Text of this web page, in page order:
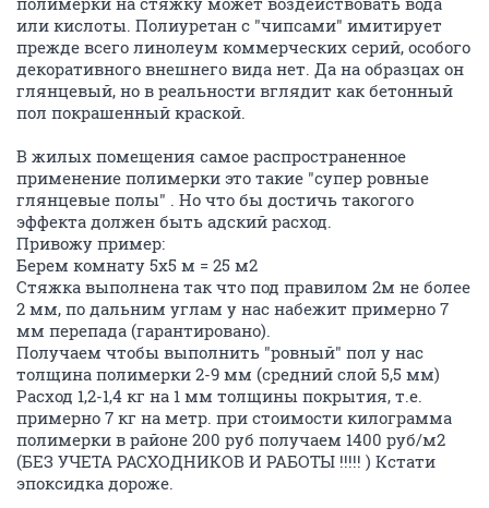
или кислоты. Полиуретан с "чипсами" имитирует
прежде всего линолеум коммерческих серий, особого
декоративного внешнего вида нет. Да на образцах он
глянцевый, но в реальности вглядит как бетонный
пол покрашенный краской.
В жилых помещения самое распространенное
применение полимерки это такие "супер ровные
глянцевые полы" . Но что бы достичь такогого
эффекта должен быть адский расход.
Привожу пример:
Берем комнату 5х5 м = 25 м2
Стяжка выполнена так что под правилом 2м не более
2 мм, по дальним углам у нас набежит примерно 7
мм перепада (гарантировано).
Получаем чтобы выполнить "ровный" пол у нас
толщина полимерки 2-9 мм (средний слой 5,5 мм)
Расход 1,2-1,4 кг на 1 мм толщины покрытия, т.е.
примерно 7 кг на метр. при стоимости килограмма
полимерки в районе 200 руб получаем 1400 руб/м2
(БЕЗ УЧЕТА РАСХОДНИКОВ И РАБОТЫ !!!!! ) Кстати
эпоксидка дороже.